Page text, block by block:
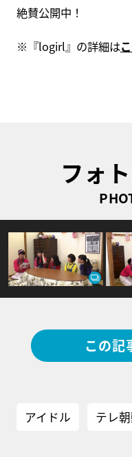
絶賛公開中！
※『logirl』の詳細は
フォ
この記
アイドル テレ